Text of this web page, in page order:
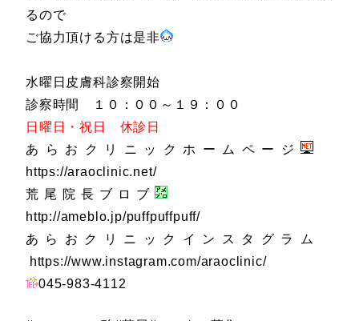
るので
ご協力頂ける方は是非
水曜日皮膚科診察開始
診察時間 １０：００～１９：００
日曜日・祝日 休診日
あらおクリニックホームページ
https://araoclinic.net/
荒尾院長ブロブ
http://ameblo.jp/puffpuffpuff/
あらおクリニックインスタグラム
https://www.instagram.com/araoclinic/
045-983-4112